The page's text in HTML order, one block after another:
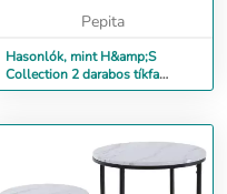
Pepita
Hasonlók, mint H&amp;S
Collection 2 darabos tíkfa
kisasztal szett